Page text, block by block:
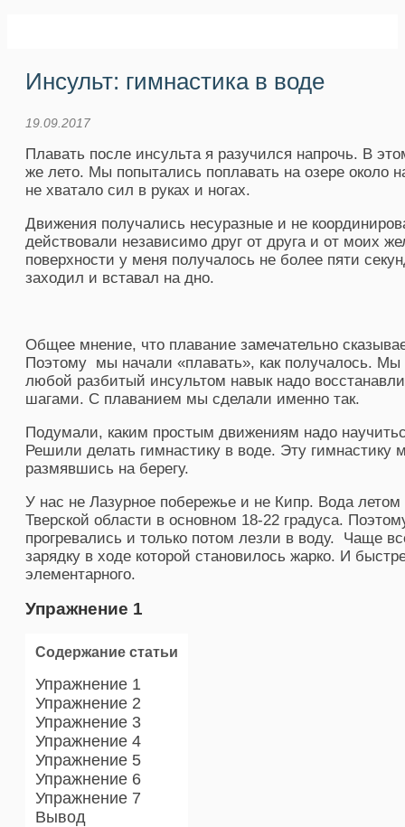
Инсульт: гимнастика в воде
19.09.2017
Плавать после инсульта я разучился напрочь. В
же лето. Мы попытались поплавать на озере около
не хватало сил в руках и ногах.
Движения получались несуразные и не
действовали независимо друг от друга и от моих
поверхности у меня получалось не более пяти
заходил и вставал на дно.
Общее мнение, что плавание замечательно
Поэтому мы начали «плавать», как получалось. Мы
любой разбитый инсультом навык надо
шагами. С плаванием мы сделали именно так.
Подумали, каким простым движениям надо
Решили делать гимнастику в воде. Эту гимнастику
размявшись на берегу.
У нас не Лазурное побережье и не Кипр. Вода
Тверской области в основном 18-22 градуса.
прогревались и только потом лезли в воду. Чаще
зарядку в ходе которой становилось жарко. И
элементарного.
Упражнение 1
Содержание статьи
Упражнение 1
Упражнение 2
Упражнение 3
Упражнение 4
Упражнение 5
Упражнение 6
Упражнение 7
Вывод